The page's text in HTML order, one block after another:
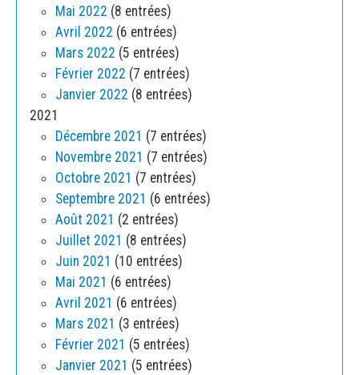
Mai 2022 (8 entrées)
Avril 2022 (6 entrées)
Mars 2022 (5 entrées)
Février 2022 (7 entrées)
Janvier 2022 (8 entrées)
2021
Décembre 2021 (7 entrées)
Novembre 2021 (7 entrées)
Octobre 2021 (7 entrées)
Septembre 2021 (6 entrées)
Août 2021 (2 entrées)
Juillet 2021 (8 entrées)
Juin 2021 (10 entrées)
Mai 2021 (6 entrées)
Avril 2021 (6 entrées)
Mars 2021 (3 entrées)
Février 2021 (5 entrées)
Janvier 2021 (5 entrées)